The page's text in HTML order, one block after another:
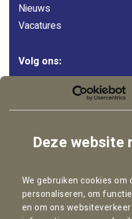
Deze website
We gebruiken cookies
personaliseren, om
en om ons
Nieuws
Vacatures
Volg ons:
YouTube
Copyright ©